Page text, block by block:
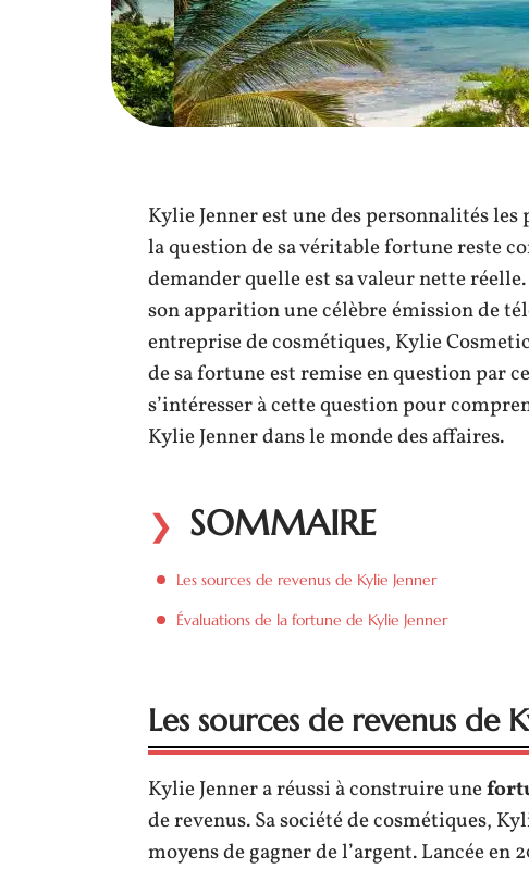
Kylie Jenner est une des personnalités
la question de sa véritable fortune reste
demander quelle est sa valeur nette
son apparition une célèbre émission de
entreprise de cosmétiques, Kylie
de sa fortune est remise en question par
s’intéresser à cette question pour
Kylie Jenner dans le monde des affaires.
SOMMAIRE
Les sources de revenus de Kylie Jenner
Évaluations de la fortune de Kylie Jenner
Les sources de revenus de
Kylie Jenner a réussi à construire une
de revenus. Sa société de cosmétiques,
moyens de gagner de l’argent. Lancée en